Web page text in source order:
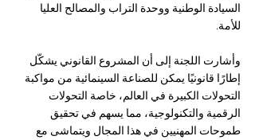
السيادة الوطنية ووحدة التراب والمصالح العليا
للأمة.
وأشارت اللجنة إلى أن المشروع القانوني يشكّل
إطارًا قانونيًا يمكن للصناعة السينمائية من مواكبة
التحولات الكبيرة في العالم، خاصة التحولات
الرقمية والتكنولوجية، مما يسهم في تحقيق
طموحات المهنيين في هذا المجال ويتماشى مع